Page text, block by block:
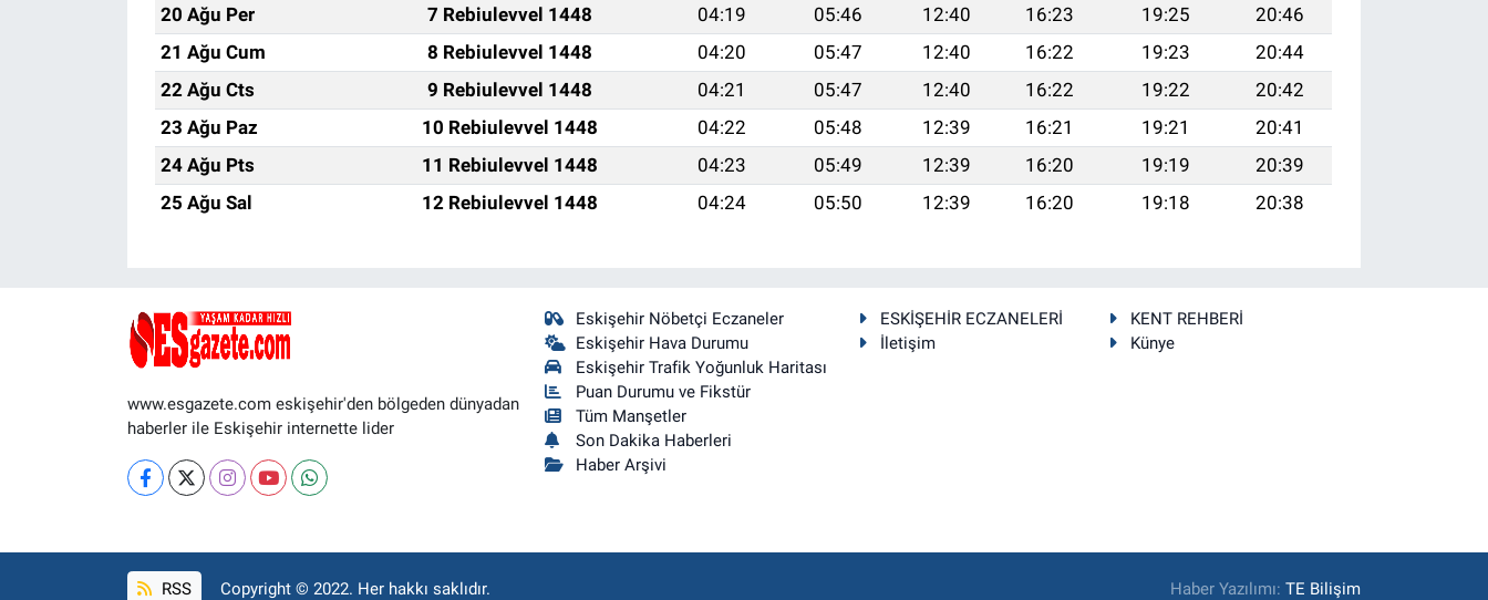
20 Ağu Per
7 Rebiulevvel 1448 04:19 05:46 12:40 16:23 19:25
20:46
21 Ağu Cum
8 Rebiulevvel 1448 04:20 05:47 12:40 16:22 19:23
20:44
22 Ağu Cts
9 Rebiulevvel 1448 04:21 05:47 12:40 16:22 19:22
20:42
23 Ağu Paz
10 Rebiulevvel 1448 04:22 05:48 12:39 16:21 19:21
20:41
24 Ağu Pts
11 Rebiulevvel 1448 04:23 05:49 12:39 16:20 19:19
20:39
25 Ağu Sal
12 Rebiulevvel 1448 04:24 05:50 12:39 16:20 19:18 20:38
www.esgazete.com eskişehir'den bölgeden dünyadan
haberler ile Eskişehir internette lider
Eskişehir Nöbetçi Eczaneler
Eskişehir Hava Durumu
Eskişehir Trafik Yoğunluk Haritası
Puan Durumu ve Fikstür
Tüm Manşetler
Son Dakika Haberleri
Haber Arşivi
ESKİŞEHİR ECZANELERİ
KENT REHBERİ
İletişim
Künye
RSS Copyright © 2022. Her hakkı saklıdır. Haber Yazılımı:TE Bilişim